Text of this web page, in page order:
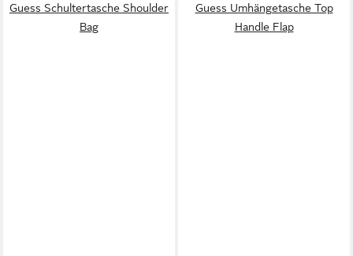
Guess Schultertasche Shoulder
Bag
Guess Umhängetasche Top
Handle Flap